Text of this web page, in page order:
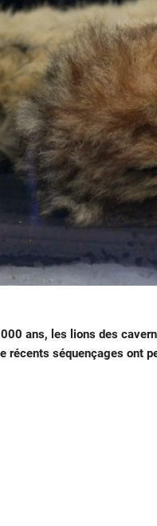
ans, les lions des
récents séquençages ont